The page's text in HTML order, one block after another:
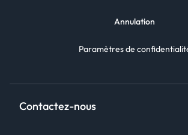
Annulation
Paramètres de
Contactez-nous